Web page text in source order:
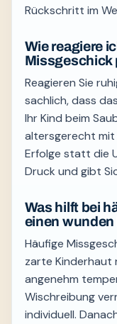
Rückschritt im
Wie reagiere
Missgeschick
Reagieren Sie
sachlich, dass
Ihr Kind beim
altersgerecht mit
Erfolge statt die
Druck und gibt
Was hilft bei
einen wunden
Häufige
zarte Kinderhaut
angenehm
Wischreibung
individuell.